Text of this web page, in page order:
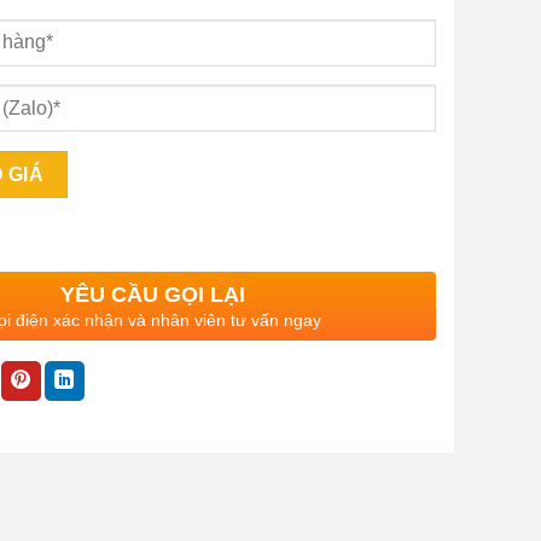
YÊU CẦU GỌI LẠI
điện xác nhận và nhân viên tư vấn ngay